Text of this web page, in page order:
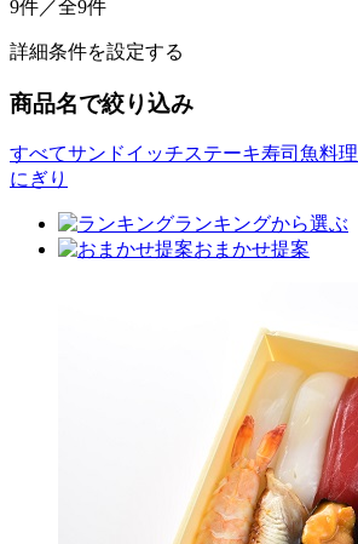
9件／全9件
詳細条件を設定する
商品名で絞り込み
すべてサンドイッチステーキ寿司 魚料理
にぎり
ランキングから選ぶ
おまかせ提案